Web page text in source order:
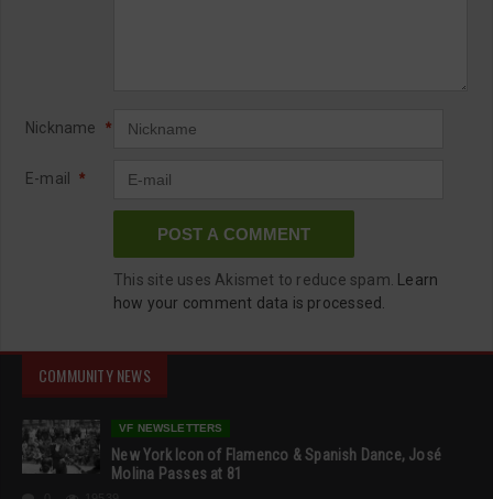
Nickname *
E-mail *
This site uses Akismet to reduce spam.
Learn
how your comment data is processed.
COMMUNITY NEWS
VF NEWSLETTERS
New York Icon of Flamenco & Spanish Dance, José
Molina Passes at 81